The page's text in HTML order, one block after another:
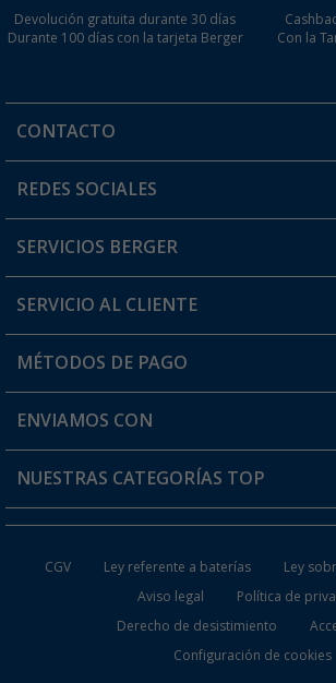
Devolución gratuita durante 30 días
Durante 100 días con la tarjeta Berger
Con la
CONTACTO
Horario de atención al cliente:
¿Tienes alguna duda?
REDES SOCIALES
SERVICIOS BERGER
Conviértete en distribuidor
Mi cuenta
Tarjeta Berger Digital
SERVICIO AL CLIENTE
FAQ y Contacto
Información de envío
¿Dónde está mi pedido?
MÉTODOS DE PAGO
ENVIAMOS CON
NUESTRAS CATEGORÍAS TOP
Muebles de Camping
CGV Ley referente a baterías
Ley
Aviso legal
Política de
Derecho de desistimiento
Configuración de cookies